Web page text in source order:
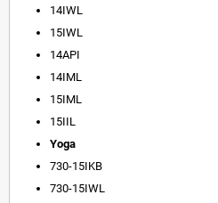
14IWL
15IWL
14API
14IML
15IML
15IIL
Yoga
730-15IKB
730-15IWL